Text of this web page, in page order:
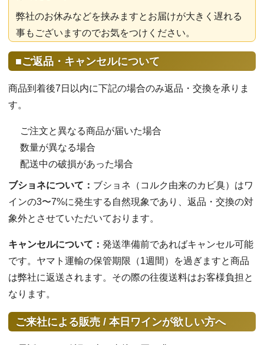
弊社のお休みなどを挟みますとお届けが大きく遅れる
事もございますのでお気をつけください。
■ご返品・キャンセルについて
商品到着後7日以内に下記の場合のみ返品・交換を承りま
す。
ご注文と異なる商品が届いた場合
数量が異なる場合
配送中の破損があった場合
ブショネについて： ブショネ（コルク由来のカビ臭）はワ
インの3〜7%に発生する自然現象であり、返品・交換の対
象外とさせていただいております。
キャンセルについて： 発送準備前であればキャンセル可能
です。ヤマト運輸の保管期限（1週間）を過ぎますと商品
は弊社に返送されます。その際の往復送料はお客様負担と
なります。
ご来社による販売 / 本日ワインが欲しい方へ